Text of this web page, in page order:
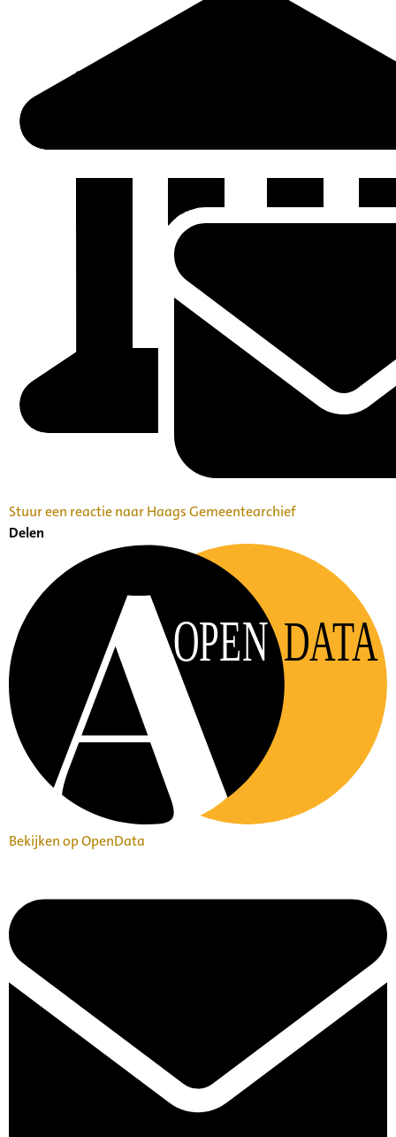
Stuur een reactie naar Haags Gemeentearchief
Delen
OPEN DATA
Bekijken op OpenData